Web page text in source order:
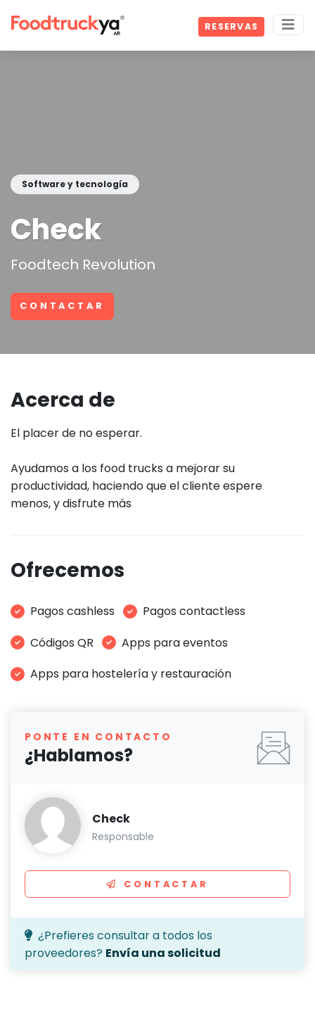
RESERVAS
Software y tecnología
Check
Foodtech Revolution
CONTACTAR
Acerca de
El placer de no esperar.
Ayudamos a los food trucks a mejorar su
productividad, haciendo que el cliente espere
menos, y disfrute más
Ofrecemos
Pagos cashless
Pagos contactless
Códigos QR
Apps para eventos
Apps para hostelería y restauración
PONTE EN CONTACTO
¿Hablamos?
Check
Responsable
CONTACTAR
¿Prefieres consultar a todos los
proveedores? Envía una solicitud